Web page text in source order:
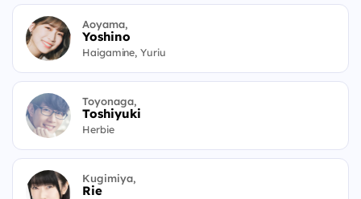
Aoyama,
Yoshino
Haigamine, Yuriu
Toyonaga,
Toshiyuki
Herbie
Kugimiya,
Rie